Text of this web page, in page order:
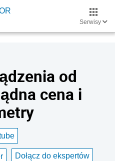
Serwisy
od
cena i
Dołącz do ekspertów